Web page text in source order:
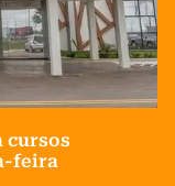
cursos
feira